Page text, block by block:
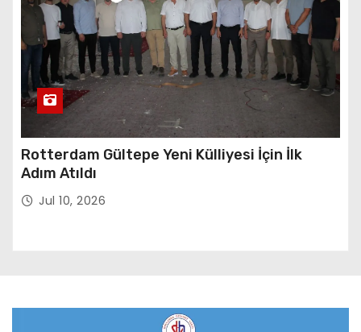
Rotterdam Gültepe Yeni Külliyesi İçin İlk
Adım Atıldı
Jul 10, 2026